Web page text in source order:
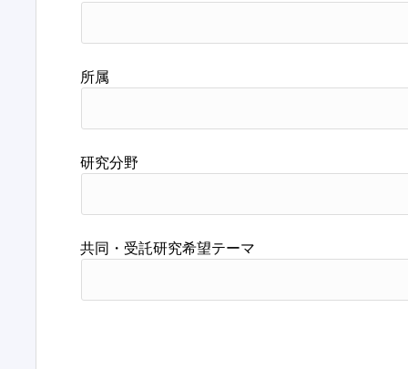
所属
研究分野
共同・受託研究希望テーマ